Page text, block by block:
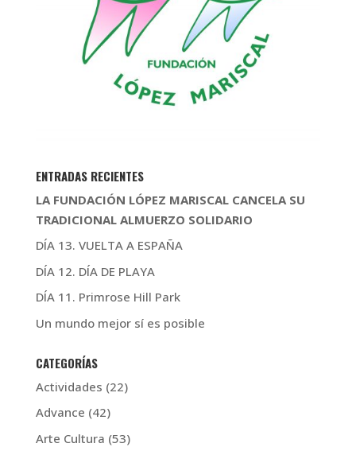
ENTRADAS RECIENTES
LA FUNDACIÓN LÓPEZ MARISCAL CANCELA SU
TRADICIONAL ALMUERZO SOLIDARIO
DÍA 13. VUELTA A ESPAÑA
DÍA 12. DÍA DE PLAYA
DÍA 11. Primrose Hill Park
Un mundo mejor sí es posible
CATEGORÍAS
Actividades (22)
Advance (42)
Arte Cultura (53)